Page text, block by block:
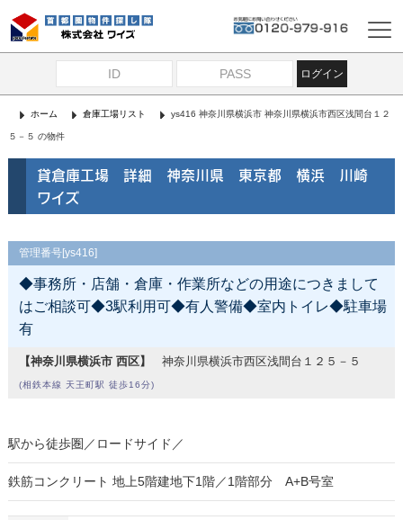
ログイン
ホーム 倉庫工場リスト ys416 神奈川県横浜市 神奈川県横浜市西区浅間台１２
５－５ の物件
貸倉庫工場 詳細 神奈川県 東京都 横浜 川崎
ワイズ
管理番号[ys416]
◆事務所・店舗・倉庫・作業所などの用途につきまして
はご相談可◆3駅利用可◆有人警備◆室内トイレ◆駐車場
有
【神奈川県横浜市 西区】 神奈川県横浜市西区浅間台１２５－５
(相鉄本線 天王町駅 徒歩16分)
駅から徒歩圏／ロードサイド／
鉄筋コンクリート 地上5階建地下1階／1階部分 A+B号室